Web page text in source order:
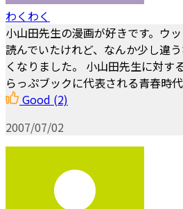
わくわく
小山田先生の漫画が好きです。ウ
読んでいたけれど、なんか少し違
くなりました。 小山田先生に対す
らっぷブックに代表される青春時
Good (2)
2007/07/02